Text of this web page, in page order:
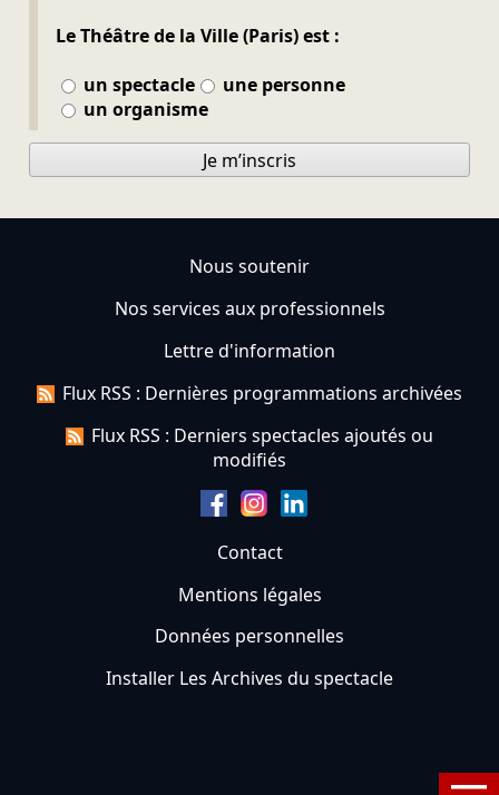
Le Théâtre de la Ville (Paris) est :
un spectacle
une personne
un organisme
Je m’inscris
Nous soutenir
Nos services aux professionnels
Lettre d'information
Flux RSS : Dernières programmations archivées
Flux RSS : Derniers spectacles ajoutés ou
modifiés
Contact
Mentions légales
Données personnelles
Installer Les Archives du spectacle